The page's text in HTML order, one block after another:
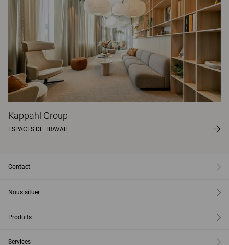
Kappahl Group
ESPACES DE TRAVAIL
Contact
Nous situer
Produits
Services